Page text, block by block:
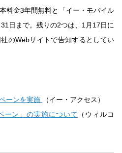
料金3年間無料と「イー・モバイル
日まで。残りの2つは、1月17日に
のWebサイトで告知するとしてい
ーンを実施
（イー・アクセス）
ーン」の実施について （ウィルコ